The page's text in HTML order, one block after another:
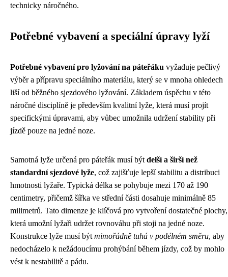
technicky náročného.
Potřebné vybavení a speciální úpravy lyží
Potřebné vybavení pro lyžování na páteřáku vyžaduje pečlivý
výběr a přípravu speciálního materiálu, který se v mnoha ohledech
liší od běžného sjezdového lyžování. Základem úspěchu v této
náročné disciplíně je především kvalitní lyže, která musí projít
specifickými úpravami, aby vůbec umožnila udržení stability při
jízdě pouze na jedné noze.
Samotná lyže určená pro páteřák musí být delší a širší než
standardní sjezdové lyže, což zajišťuje lepší stabilitu a distribuci
hmotnosti lyžaře. Typická délka se pohybuje mezi 170 až 190
centimetry, přičemž šířka ve střední části dosahuje minimálně 85
milimetrů. Tato dimenze je klíčová pro vytvoření dostatečné plochy,
která umožní lyžaři udržet rovnováhu při stoji na jedné noze.
Konstrukce lyže musí být mimořádně tuhá v podélném směru, aby
nedocházelo k nežádoucímu prohýbání během jízdy, což by mohlo
vést k nestabilitě a pádu.